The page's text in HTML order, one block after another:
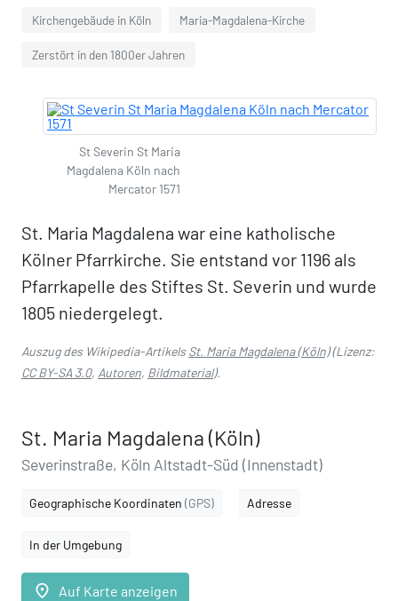
Kirchengebäude in Köln Maria-Magdalena-Kirche
Zerstört in den 1800er Jahren
St Severin St Maria
Magdalena Köln nach
Mercator 1571
St. Maria Magdalena war eine katholische
Kölner Pfarrkirche. Sie entstand vor 1196 als
Pfarrkapelle des Stiftes St. Severin und wurde
1805 niedergelegt.
Auszug des Wikipedia-ArtikelsSt. Maria Magdalena (Köln)(Lizenz:
CC BY-SA 3.0, Autoren, Bildmaterial).
St. Maria Magdalena (Köln)
Severinstraße, Köln Altstadt-Süd (Innenstadt)
Geographische Koordinaten (GPS) Adresse
In der Umgebung
place Auf Karte anzeigen